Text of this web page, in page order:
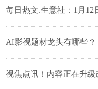
每日热文:生意社：1月12
AI影视题材龙头有哪些？
视焦点讯！内容正在升级